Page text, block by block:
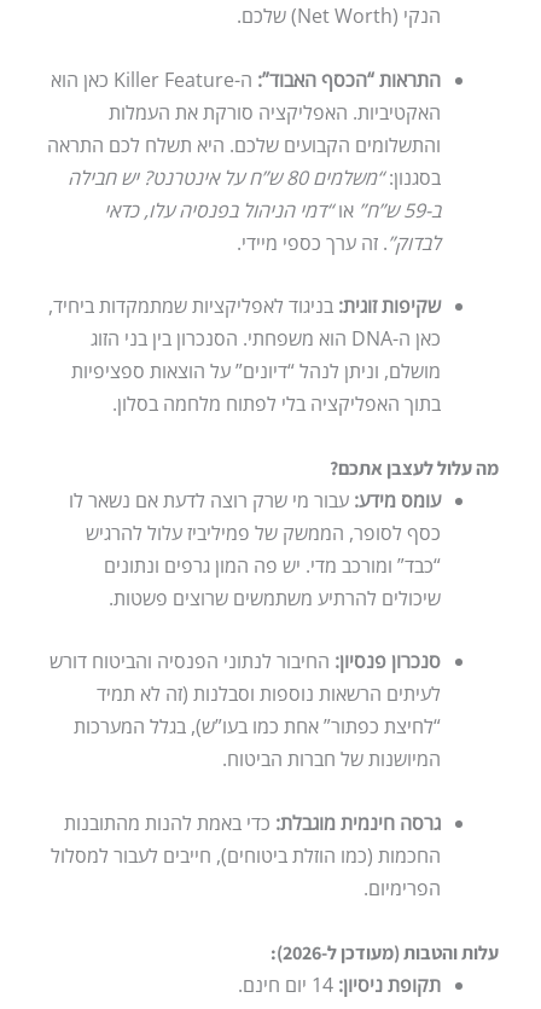
הנקי (Net Worth) שלכם.
התראות “הכסף האבוד”:
ה-Killer Feature כאן הוא
האקטיביות. האפליקציה סורקת את העמלות
והתשלומים הקבועים שלכם. היא תשלח לכם התראה
בסגנון:
“משלמים 80 ש”ח על אינטרנט? יש חבילה
ב-59 ש”ח”
או“דמי הניהול בפנסיה עלו, כדאי
לבדוק”. זה ערך כספי מיידי.
שקיפות זוגית: בניגוד לאפליקציות שמתמקדות ביחיד,
כאן ה-DNA הוא משפחתי. הסנכרון בין בני הזוג
מושלם, וניתן לנהל “דיונים” על הוצאות ספציפיות
בתוך האפליקציה בלי לפתוח מלחמה בסלון.
מה עלול לעצבן אתכם?
עומס מידע: עבור מי שרק רוצה לדעת אם נשאר לו
כסף לסופר, הממשק של פמיליביז עלול להרגיש
“כבד” ומורכב מדי. יש פה המון גרפים ונתונים
שיכולים להרתיע משתמשים שרוצים פשטות.
סנכרון פנסיון: החיבור לנתוני הפנסיה והביטוח דורש
לעיתים הרשאות נוספות וסבלנות (זה לא תמיד
“לחיצת כפתור” אחת כמו בעו”ש), בגלל המערכות
המיושנות של חברות הביטוח.
גרסה חינמית מוגבלת: כדי באמת להנות מהתובנות
החכמות (כמו הוזלת ביטוחים), חייבים לעבור למסלול
הפרימיום.
עלות והטבות (מעודכן ל-2026):
תקופת ניסיון: